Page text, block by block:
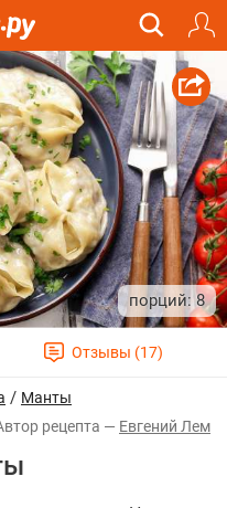
8
/ Манты
Евгений Лем